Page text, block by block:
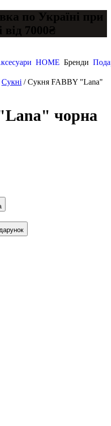
по Україні при
від 7000₴
HOME Бренди
Сукні /Сукня FABBY "Lana"
чорна